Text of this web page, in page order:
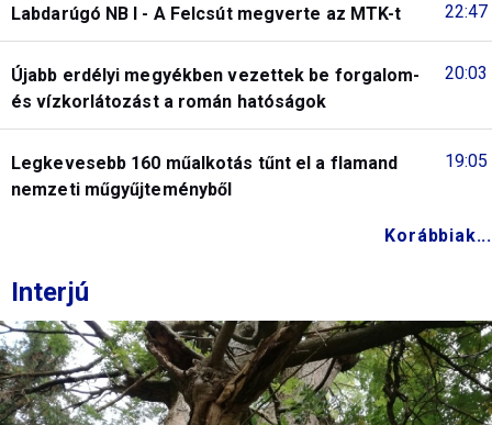
22:47
Labdarúgó NB I - A Felcsút megverte az MTK-t
20:03
Újabb erdélyi megyékben vezettek be forgalom-
és vízkorlátozást a román hatóságok
19:05
Legkevesebb 160 műalkotás tűnt el a flamand
nemzeti műgyűjteményből
Korábbiak...
Interjú